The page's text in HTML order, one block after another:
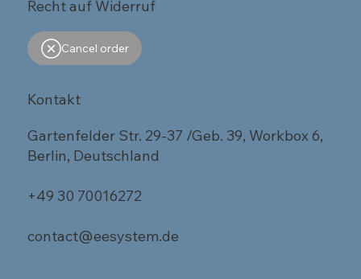
Recht auf Widerruf
Cancel order
Kontakt
Gartenfelder Str. 29-37 /Geb. 39, Workbox 6,
Berlin, Deutschland
+49 30 70016272
contact@eesystem.de